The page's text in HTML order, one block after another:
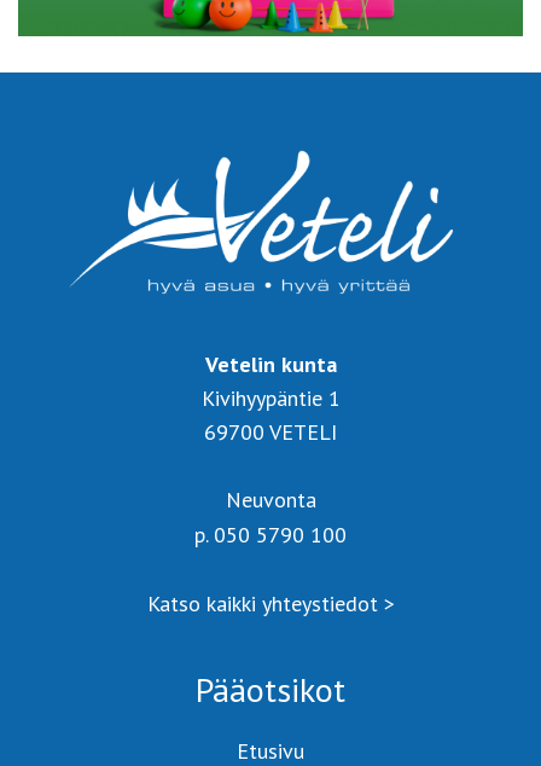
Vetelin kunta
Kivihyypäntie 1
69700 VETELI
Neuvonta
p. 050 5790 100
Katso kaikki yhteystiedot >
Pääotsikot
Etusivu